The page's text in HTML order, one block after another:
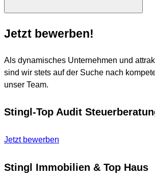
Jetzt bewerben!
Als dynamisches Unternehmen und
sind wir stets auf der Suche nach
unser Team.
Stingl-Top Audit
Jetzt bewerben
Stingl Immobilien & Top Haus